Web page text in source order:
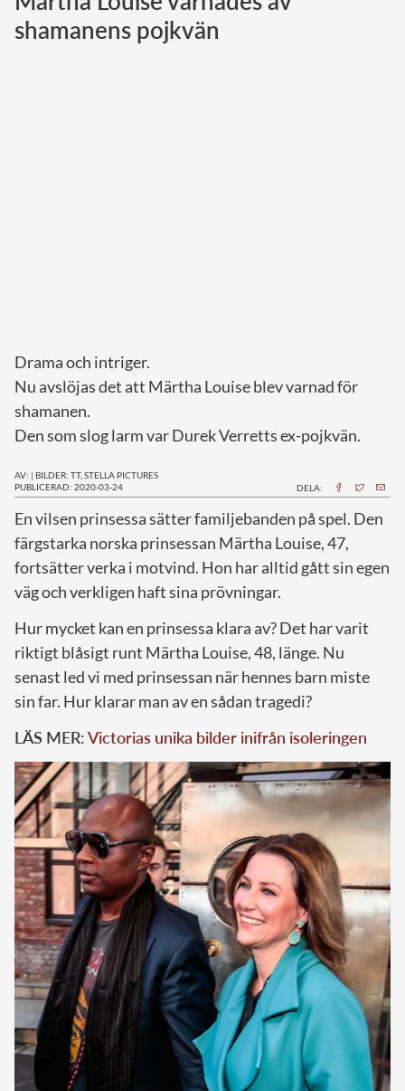
Norska kungahuset
shamanens pojkvän
Drama och intriger.
Nu avslöjas det att Märtha Louise blev varnad för
shamanen.
Den som slog larm var Durek Verretts ex-pojkvän.
AV: | BILDER: TT, STELLA PICTURES
PUBLICERAD: 2020-03-24
DELA:
En vilsen prinsessa sätter familjebanden på spel. Den
färgstarka norska prinsessan Märtha Louise, 47,
fortsätter verka i motvind. Hon har alltid gått sin egen
väg och verkligen haft sina prövningar.
Hur mycket kan en prinsessa klara av? Det har varit
riktigt blåsigt runt Märtha Louise, 48, länge. Nu
senast led vi med prinsessan när hennes barn miste
sin far. Hur klarar man av en sådan tragedi?
LÄS MER:Victorias unika bilder inifrån isoleringen